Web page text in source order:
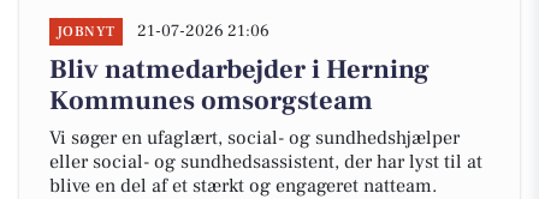
JOBNYT 21-07-2026 21:06
Bliv natmedarbejder i Herning
Kommunes omsorgsteam
Vi søger en ufaglært, social- og sundhedshjælper
eller social- og sundhedsassistent, der har lyst til at
blive en del af et stærkt og engageret natteam.